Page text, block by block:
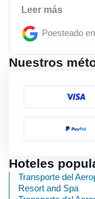
Leer más
Poesteado en
Nuestros
Hoteles
Transporte del
Resort and Spa